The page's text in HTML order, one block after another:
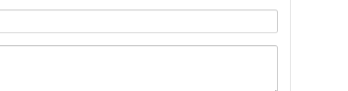
Подробнее >>